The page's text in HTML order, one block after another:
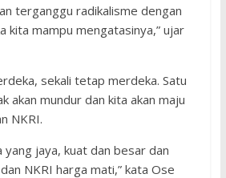
terganggu radikalisme dengan
kita mampu mengatasinya,” ujar
sekali tetap merdeka. Satu
akan mundur dan kita akan maju
NKRI.
yang jaya, kuat dan besar dan
NKRI harga mati,” kata Ose